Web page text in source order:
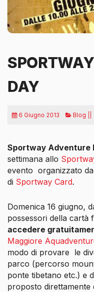
DAY
6 Giugno 2013 Blog ||
Sportway Adventure
settimana allo
evento organizzato
di Sportway Card.
Domenica 16 giugno,
possessori della cartà
accedere
Maggiore
modo di provare le
parco (percorso
ponte tibetano etc.) e
proposto